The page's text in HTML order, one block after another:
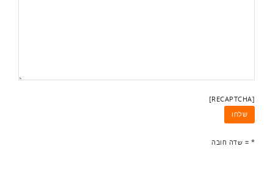
[RECAPTCHA]
* = שדה חובה